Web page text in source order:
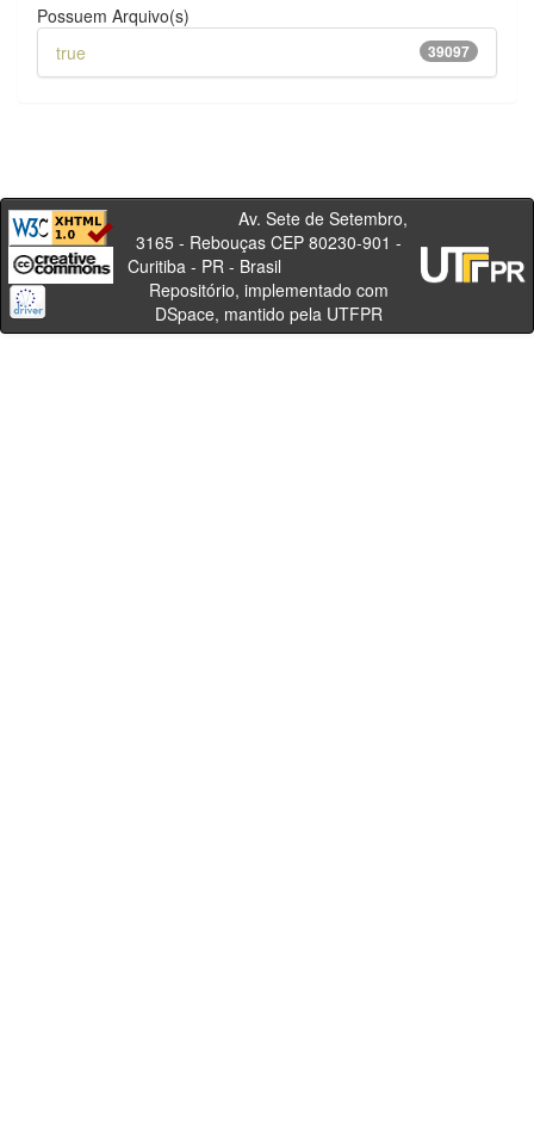
Possuem Arquivo(s)
39097
true
Av. Sete de Setembro,
3165 - Rebouças CEP 80230-901 -
Curitiba - PR - Brasil
Repositório, implementado com
DSpace, mantido pela UTFPR